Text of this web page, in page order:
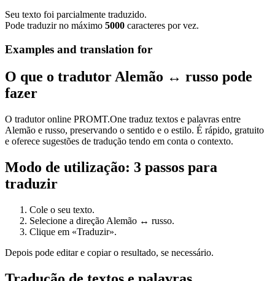
Seu texto foi parcialmente traduzido.
Pode traduzir no máximo 5000 caracteres por vez.
Examples and translation for
O que o tradutor Alemão ↔ russo pode
fazer
O tradutor online PROMT.One traduz textos e palavras entre
Alemão e russo, preservando o sentido e o estilo. É rápido, gratuito
e oferece sugestões de tradução tendo em conta o contexto.
Modo de utilização: 3 passos para
traduzir
Cole o seu texto.
Selecione a direção Alemão ↔ russo.
Clique em «Traduzir».
Depois pode editar e copiar o resultado, se necessário.